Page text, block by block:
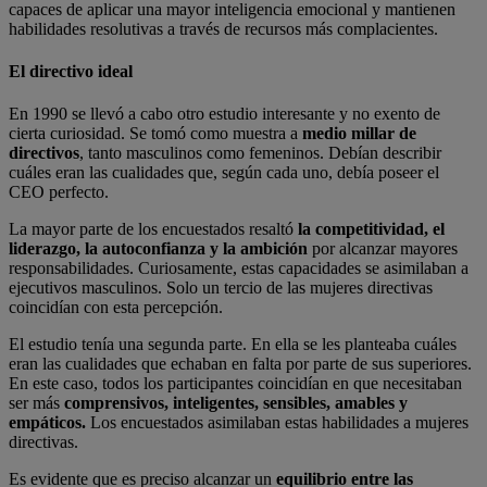
capaces de aplicar una mayor inteligencia emocional y mantienen
habilidades resolutivas a través de recursos más complacientes.
El directivo ideal
En 1990 se llevó a cabo otro estudio interesante y no exento de
cierta curiosidad. Se tomó como muestra a medio millar de
directivos, tanto masculinos como femeninos. Debían describir
cuáles eran las cualidades que, según cada uno, debía poseer el
CEO perfecto.
La mayor parte de los encuestados resaltó la competitividad, el
liderazgo, la autoconfianza y la ambición por alcanzar mayores
responsabilidades. Curiosamente, estas capacidades se asimilaban a
ejecutivos masculinos. Solo un tercio de las mujeres directivas
coincidían con esta percepción.
El estudio tenía una segunda parte. En ella se les planteaba cuáles
eran las cualidades que echaban en falta por parte de sus superiores.
En este caso, todos los participantes coincidían en que necesitaban
ser más comprensivos, inteligentes, sensibles, amables y
empáticos. Los encuestados asimilaban estas habilidades a mujeres
directivas.
Es evidente que es preciso alcanzar un equilibrio entre las